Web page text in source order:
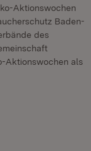
Aktionswochen
Baden-
des
Aktionswochen als